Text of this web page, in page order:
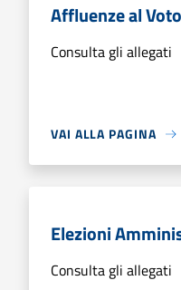
Affluenze al Voto
Consulta gli allegati
VAI ALLA PAGINA
Elezioni
Consulta gli allegati